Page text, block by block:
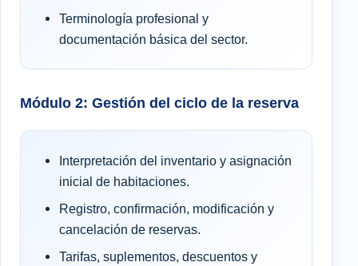
Terminología profesional y
documentación básica del sector.
Módulo 2: Gestión del ciclo de la reserva
Interpretación del inventario y asignación
inicial de habitaciones.
Registro, confirmación, modificación y
cancelación de reservas.
Tarifas, suplementos, descuentos y